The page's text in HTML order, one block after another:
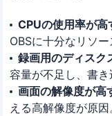
CPUの使用率が高
OBSに十分なリソー
録画用のディスク
容量が不足し、書き
画面の解像度が高
える高解像度が原因